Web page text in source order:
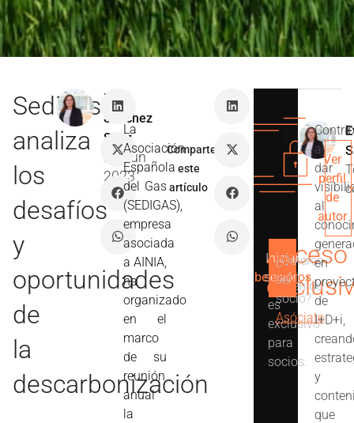
Sedigas
analiza
los
desafíos
y
oportunidades
de
la
descarbonización
Eva
Sánchez
Sáez
21 Jun
2023
La
Asociación
Española
del Gas
(SEDIGAS),
empresa
asociada
a AINIA,
ha
organizado
en el
marco
de su
reunión
anual
la
Comparte
este
artículo
Acceso
Este
contenido
es
exclusivo
para
socios.
Iniciar
sesión
Ver
beneficios
¿Quieres
ser
socio?
Asóciate
a
dar
al
en
de
I+D+i,
y
que
Ver
perfil
de
autor